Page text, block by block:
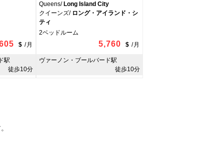
$ /月
駅
徒歩10分
Queens/ Long Island City
クイーンズ/ ロング・アイランド・シ
ティ
2ベッドルーム
5,760 $ /月
ヴァーノン・ブールバード駅
徒歩10分